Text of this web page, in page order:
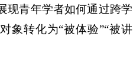
现青年学者如何通过跨学
象转化为“被体验”“被讲